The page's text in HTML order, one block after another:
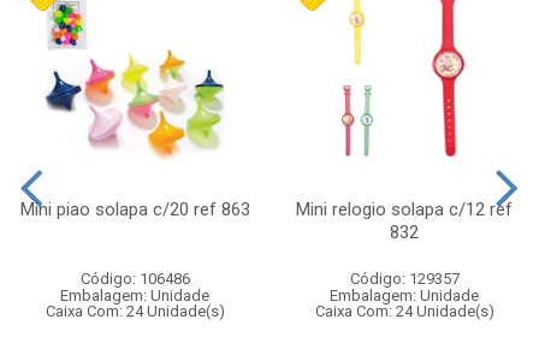
Mini piao solapa c/20 ref 863
Código: 106486
Embalagem: Unidade
Caixa Com: 24 Unidade(s)
Mini relogio solapa c/12 ref
832
Código: 129357
Embalagem: Unidade
Caixa Com: 24 Unidade(s)